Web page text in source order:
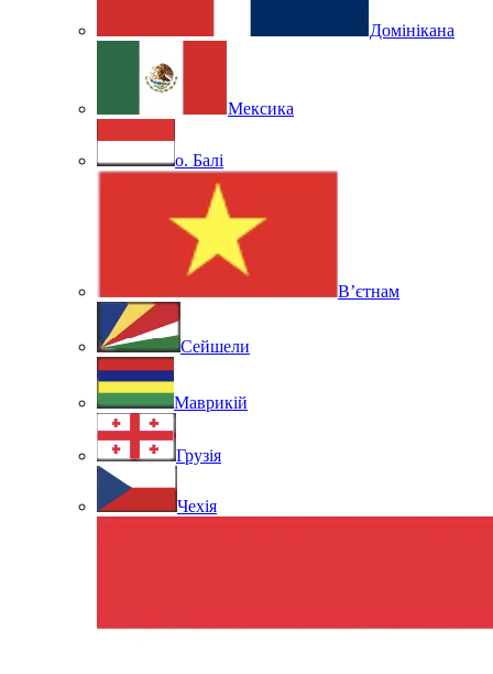
Домінікана
Мексика
о. Балі
В’єтнам
Сейшели
Маврикій
Грузія
Чехія